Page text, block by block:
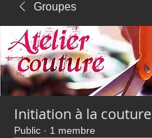
Groupes
Initiation à la couture
Public · 1 membre